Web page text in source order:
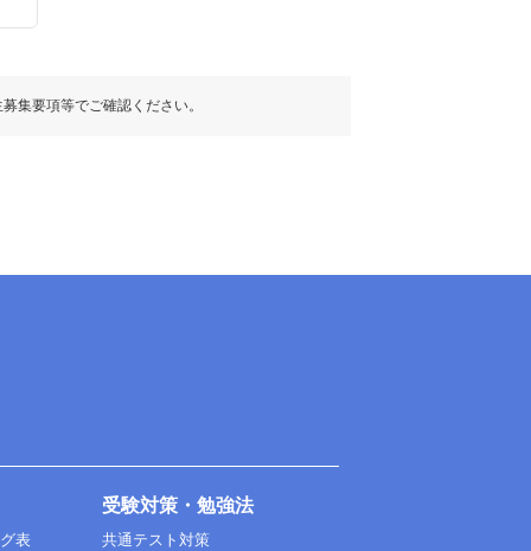
集要項等でご確認ください。
表
受験対策・勉強法
共通テスト対策